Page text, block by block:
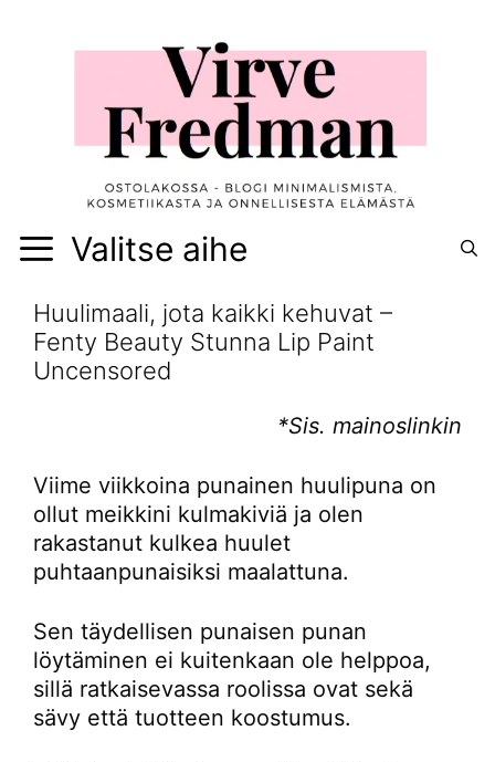
Valitse aihe
Huulimaali, jota kaikki kehuvat –
Fenty Beauty Stunna Lip Paint
Uncensored
*Sis. mainoslinkin
Viime viikkoina punainen huulipuna on
ollut meikkini kulmakiviä ja olen
rakastanut kulkea huulet
puhtaanpunaisiksi maalattuna.
Sen täydellisen punaisen punan
löytäminen ei kuitenkaan ole helppoa,
sillä ratkaisevassa roolissa ovat sekä
sävy että tuotteen koostumus.